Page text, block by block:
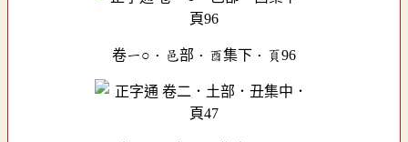
卷一○．邑部．酉集下．頁96